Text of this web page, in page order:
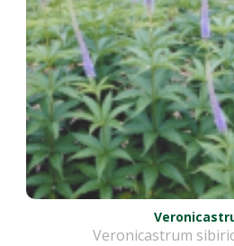
Veronicastrum